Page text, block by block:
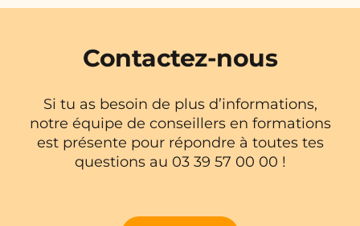
Contactez-nous
Si tu as besoin de plus d’informations,
notre équipe de conseillers en formations
est présente pour répondre à toutes tes
questions au 03 39 57 00 00 !